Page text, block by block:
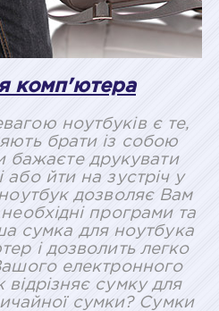
комп'ютера
ноутбуків є те,
брати із собою
бажаєте друкувати
або йти на зустріч у
дозволяє Вам
програми та
сумка для ноутбука
і дозволить легко
електронного
сумку для
сумки? Сумки